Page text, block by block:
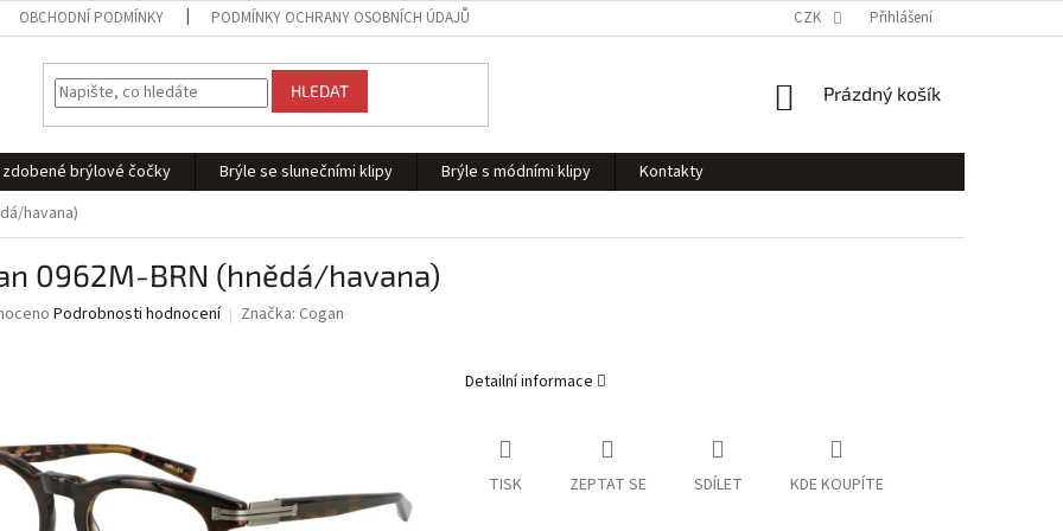
OBCHODNÍ PODMÍNKY PODMÍNKY OCHRANY OSOBNÍCH ÚDAJŮ CZK Přihlášení
HLEDAT
NÁKUPNÍ
Prázdný košík
brýlové čočky Brýle se slunečními klipy Brýle s módními klipy
Kontakty
havana)
0962M-BRN (hnědá/havana)
Podrobnosti hodnocení Značka: Cogan
Detailní informace
TISK ZEPTAT SE SDÍLET KDE KOUPÍTE